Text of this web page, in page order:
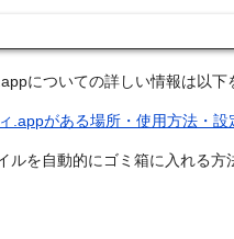
についての詳しい情報は以下
.appがある場所・使用方法・設
を自動的にゴミ箱に入れる方